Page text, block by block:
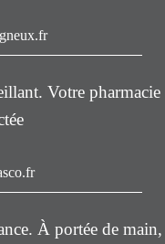
Votre pharmacie
À portée de main,